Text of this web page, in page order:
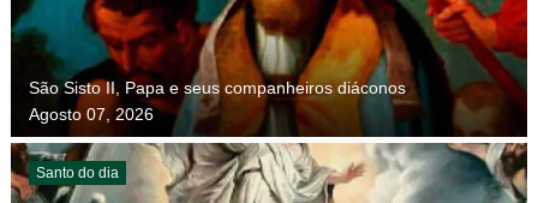
São Sisto II, Papa e seus companheiros diáconos
Agosto 07, 2026
Santo do dia